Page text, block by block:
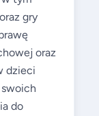
gry
oraz
dzieci
do